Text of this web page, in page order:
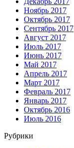
Ноябрь 2017
Октябрь 2017
Сентябрь 2017
Август 2017
Июль 2017
Июнь 2017
Май 2017
Апрель 2017
Март 2017
Февраль 2017
Январь 2017
Октябрь 2016
Июль 2016
Рубрики